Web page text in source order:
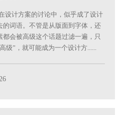
设计方案的讨论中，似乎成了设计
的词语。不管是从版面到字体，还
会被高级这个话题过滤一遍，只
级”，就可能成为一个设计方......